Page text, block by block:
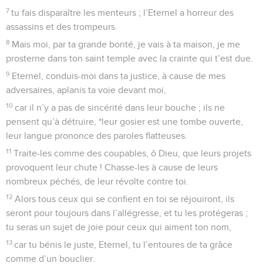
7 tu fais disparaître les menteurs ; l’Eternel a horreur des
assassins et des trompeurs.
8 Mais moi, par ta grande bonté, je vais à ta maison, je me
prosterne dans ton saint temple avec la crainte qui t’est due.
9 Eternel, conduis-moi dans ta justice, à cause de mes
adversaires, aplanis ta voie devant moi,
10 car il n’y a pas de sincérité dans leur bouche ; ils ne
pensent qu’à détruire, *leur gosier est une tombe ouverte,
leur langue prononce des paroles flatteuses.
11 Traite-les comme des coupables, ô Dieu, que leurs projets
provoquent leur chute ! Chasse-les à cause de leurs
nombreux péchés, de leur révolte contre toi.
12 Alors tous ceux qui se confient en toi se réjouiront, ils
seront pour toujours dans l’allégresse, et tu les protégeras ;
tu seras un sujet de joie pour ceux qui aiment ton nom,
13 car tu bénis le juste, Eternel, tu l’entoures de ta grâce
comme d’un bouclier.